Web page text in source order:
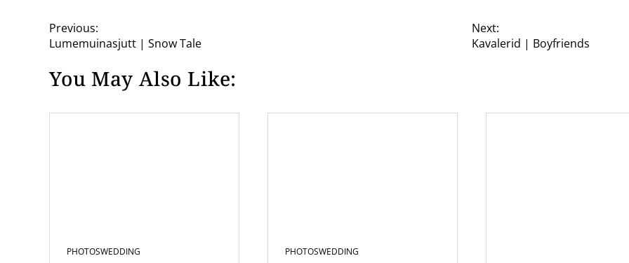
P
o
s
Previous:
Lumemuinasjutt | Snow Tale
Next:
Kavalerid | Boyfriends
You May Also Like:
PHOTOSWEDDING PHOTOSWEDDING